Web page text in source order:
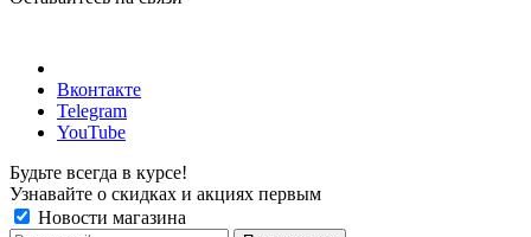
Вконтакте
Telegram
YouTube
Будьте всегда в курсе!
Узнавайте о скидках и акциях первым
Новости магазина